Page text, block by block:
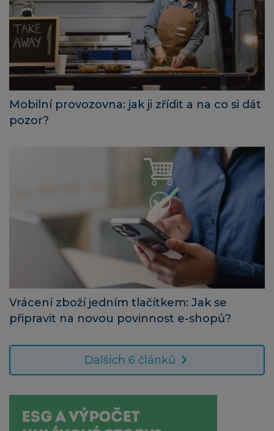
Mobilní provozovna: jak ji zřídit a na co si dát
pozor?
Vrácení zboží jedním tlačítkem: Jak se
připravit na novou povinnost e-shopů?
Dalších 6 článků